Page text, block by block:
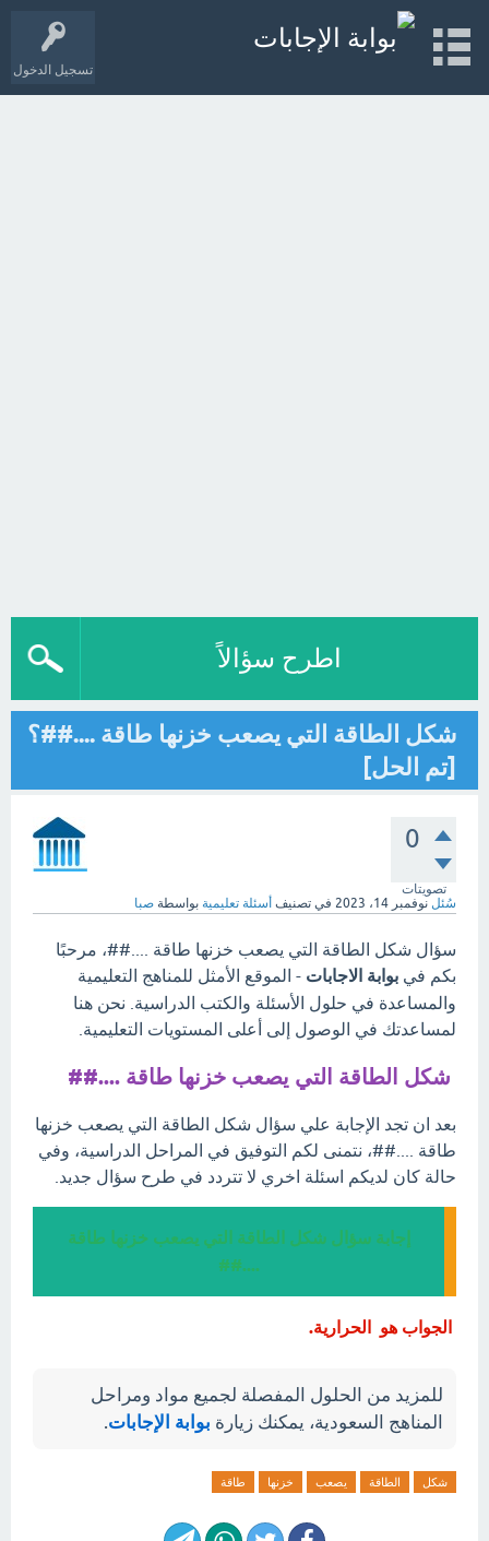
تسجيل الدخول
اطرح سؤالاً
شكل الطاقة التي يصعب خزنها طاقة ....##؟
[تم الحل]
0
تصويتات
سُئل نوفمبر 14، 2023 في تصنيف أسئلة تعليمية بواسطة صبا
سؤال شكل الطاقة التي يصعب خزنها طاقة ....##، مرحبًا
بكم في بوابة الاجابات - الموقع الأمثل للمناهج التعليمية
والمساعدة في حلول الأسئلة والكتب الدراسية. نحن هنا
لمساعدتك في الوصول إلى أعلى المستويات التعليمية.
شكل الطاقة التي يصعب خزنها طاقة ....##
بعد ان تجد الإجابة علي سؤال شكل الطاقة التي يصعب خزنها
طاقة ....##، نتمنى لكم التوفيق في المراحل الدراسية، وفي
حالة كان لديكم اسئلة اخري لا تتردد في طرح سؤال جديد.
إجابة سؤال شكل الطاقة التي يصعب خزنها طاقة
....##
الجواب هو الحرارية.
للمزيد من الحلول المفصلة لجميع مواد ومراحل
المناهج السعودية، يمكنك زيارة بوابة الإجابات.
شكل الطاقة يصعب خزنها طاقة